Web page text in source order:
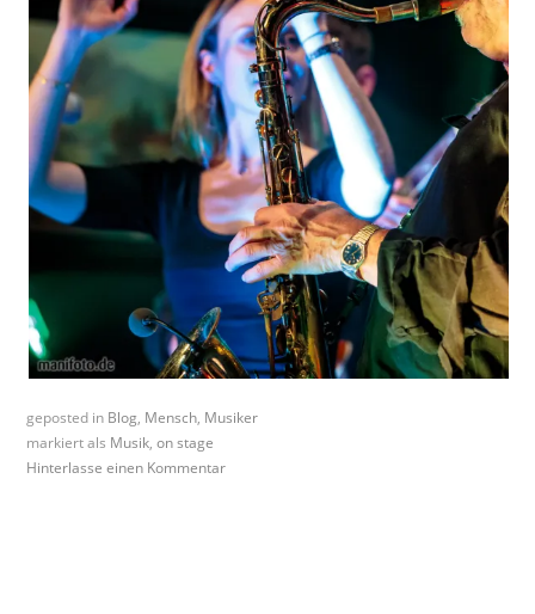
geposted in Blog, Mensch, Musiker
markiert als Musik,on stage
Hinterlasse einen Kommentar